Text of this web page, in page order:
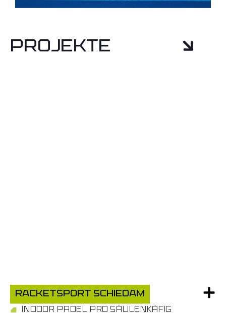
Projekte
Racketsport Schiedam
INDOOR PADEL PRO SÄULENKÄFIG